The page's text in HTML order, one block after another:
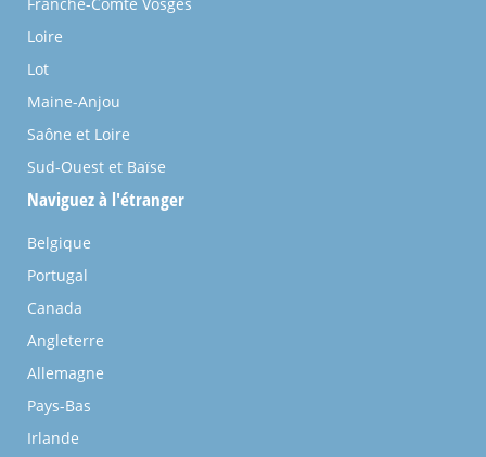
Franche-Comté Vosges
Loire
Lot
Maine-Anjou
Saône et Loire
Sud-Ouest et Baïse
Naviguez à l'étranger
Belgique
Portugal
Canada
Angleterre
Allemagne
Pays-Bas
Irlande